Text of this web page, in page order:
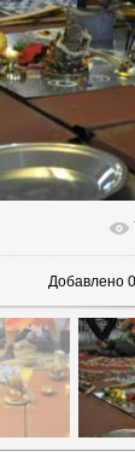
В
Добавлено